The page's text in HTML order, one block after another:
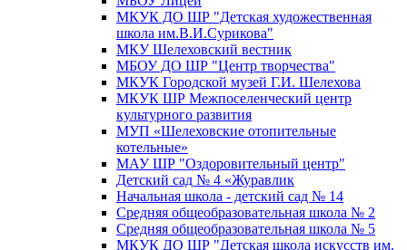
МКУК ДО ШР "Детская художественная
школа им.В.И.Сурикова"
МКУ Шелеховский вестник
МБОУ ДО ШР "Центр творчества"
МКУК Городской музей Г.И. Шелехова
МКУК ШР Межпоселенческий центр
культурного развития
МУП «Шелеховские отопительные
котельные»
МАУ ШР "Оздоровительный центр"
Детский сад № 4 «Журавлик
Начальная школа - детский сад № 14
Средняя общеобразовательная школа № 2
Средняя общеобразовательная школа № 5
МКУК ДО ШР "Детская школа искусств им.